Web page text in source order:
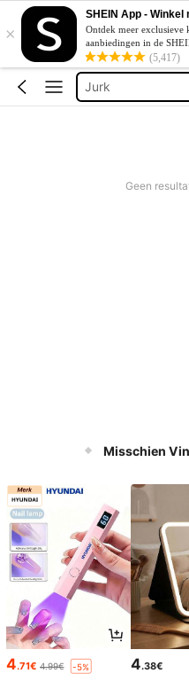
×
SHEIN App -
Ontdek meer exclusieve
aanbiedingen in de
(5,417)
Zomer Jurkjes
Bikini
Festival Outfits
Jurk
Geen
Misschien
4.71€ 4.99€ -5% 4.38€